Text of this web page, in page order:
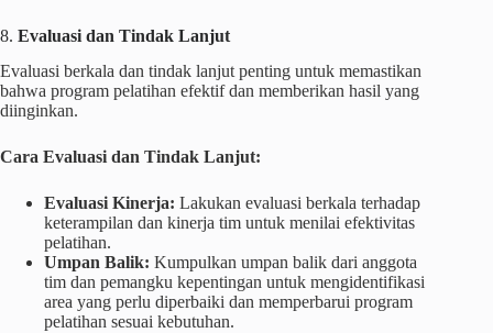
8. Evaluasi dan Tindak Lanjut
Evaluasi berkala dan tindak lanjut penting untuk memastikan
bahwa program pelatihan efektif dan memberikan hasil yang
diinginkan.
Cara Evaluasi dan Tindak Lanjut:
Evaluasi Kinerja: Lakukan evaluasi berkala terhadap
keterampilan dan kinerja tim untuk menilai efektivitas
pelatihan.
Umpan Balik: Kumpulkan umpan balik dari anggota
tim dan pemangku kepentingan untuk mengidentifikasi
area yang perlu diperbaiki dan memperbarui program
pelatihan sesuai kebutuhan.